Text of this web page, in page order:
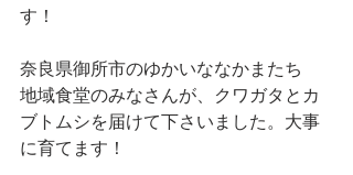
す！
奈良県御所市のゆかいななかまたち
地域食堂のみなさんが、クワガタとカ
ブトムシを届けて下さいました。大事
に育てます！